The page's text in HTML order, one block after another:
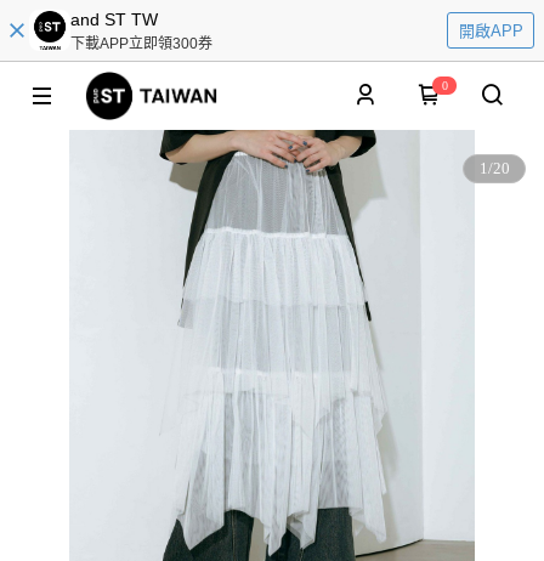
and ST TW
下載APP立即領300券
開啟APP
0
1/20